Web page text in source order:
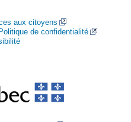
aux citoyens
Politique de confidentialité